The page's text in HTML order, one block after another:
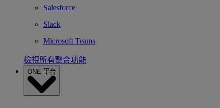
Salesforce
Slack
Microsoft Teams
檢視所有整合功能
ONE 平台